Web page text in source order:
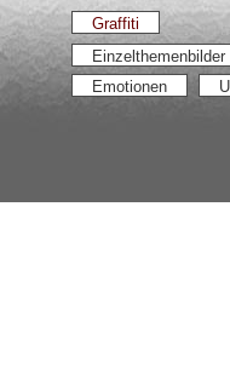
Graffiti
Einzelthemenbilder
Emotionen